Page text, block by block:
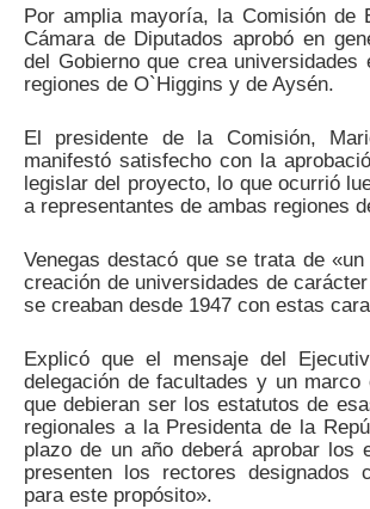
Por amplia mayoría, la Comisión de
Cámara de Diputados aprobó en
del Gobierno que crea universidades
regiones de O`Higgins y de Aysén.
El presidente de la Comisión,
manifestó satisfecho con la
legislar del proyecto, lo que ocurrió
a representantes de ambas regiones
Venegas destacó que se trata de
creación de universidades de
se creaban desde 1947 con estas
Explicó que el mensaje del
delegación de facultades y un marco
que debieran ser los estatutos de
regionales a la Presidenta de la
plazo de un año deberá aprobar los
presenten los rectores designados
para este propósito».